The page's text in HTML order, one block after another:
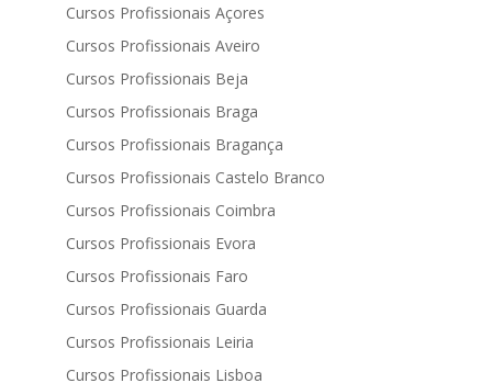
Cursos Profissionais Açores
Cursos Profissionais Aveiro
Cursos Profissionais Beja
Cursos Profissionais Braga
Cursos Profissionais Bragança
Cursos Profissionais Castelo Branco
Cursos Profissionais Coimbra
Cursos Profissionais Evora
Cursos Profissionais Faro
Cursos Profissionais Guarda
Cursos Profissionais Leiria
Cursos Profissionais Lisboa